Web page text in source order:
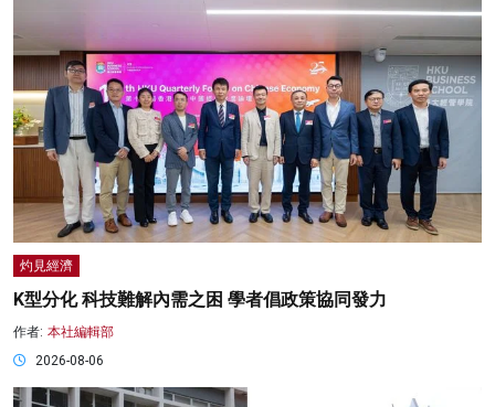
灼見經濟
K型分化 科技難解內需之困 學者倡政策協同發力
作者: 本社編輯部
2026-08-06